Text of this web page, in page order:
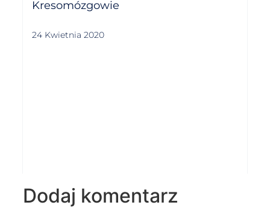
Kresomózgowie
24 Kwietnia 2020
Dodaj komentarz